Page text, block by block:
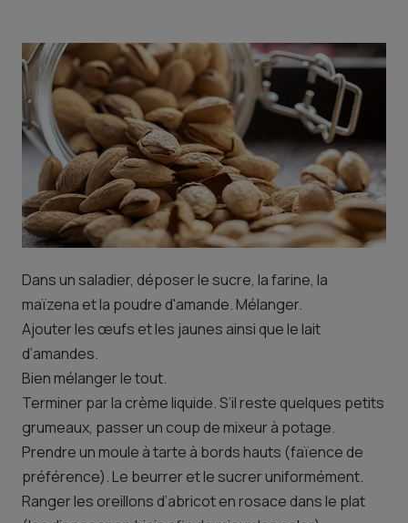
Dans un saladier, déposer le sucre, la farine, la
maïzena et la poudre d'amande. Mélanger.
Ajouter les œufs et les jaunes ainsi que le lait
d’amandes.
Bien mélanger le tout.
Terminer par la crème liquide. S’il reste quelques petits
grumeaux, passer un coup de mixeur à potage.
Prendre un moule à tarte à bords hauts (faïence de
préférence). Le beurrer et le sucrer uniformément.
Ranger les oreillons d’abricot en rosace dans le plat